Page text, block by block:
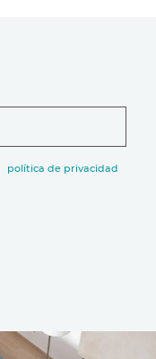
política de privacidad